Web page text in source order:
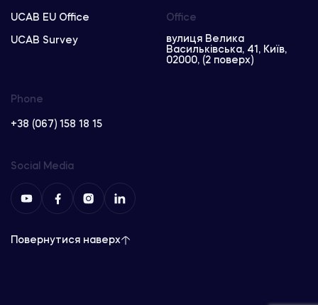
UCAB EU Office
UCAB Survey
Phone
+38 (067) 158 18 15
Office
вулиця Велика
Васильківська, 41, Київ,
02000, (2 поверх)
Social Media
Повернутися наверх